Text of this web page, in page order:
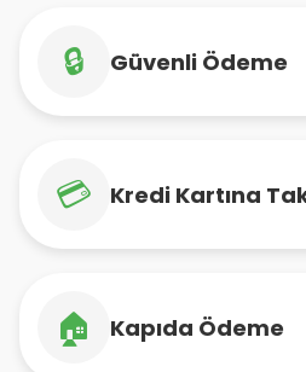
🔒 Güvenli Ödeme
💳 Kredi Kartına
🏠 Kapıda Ödeme